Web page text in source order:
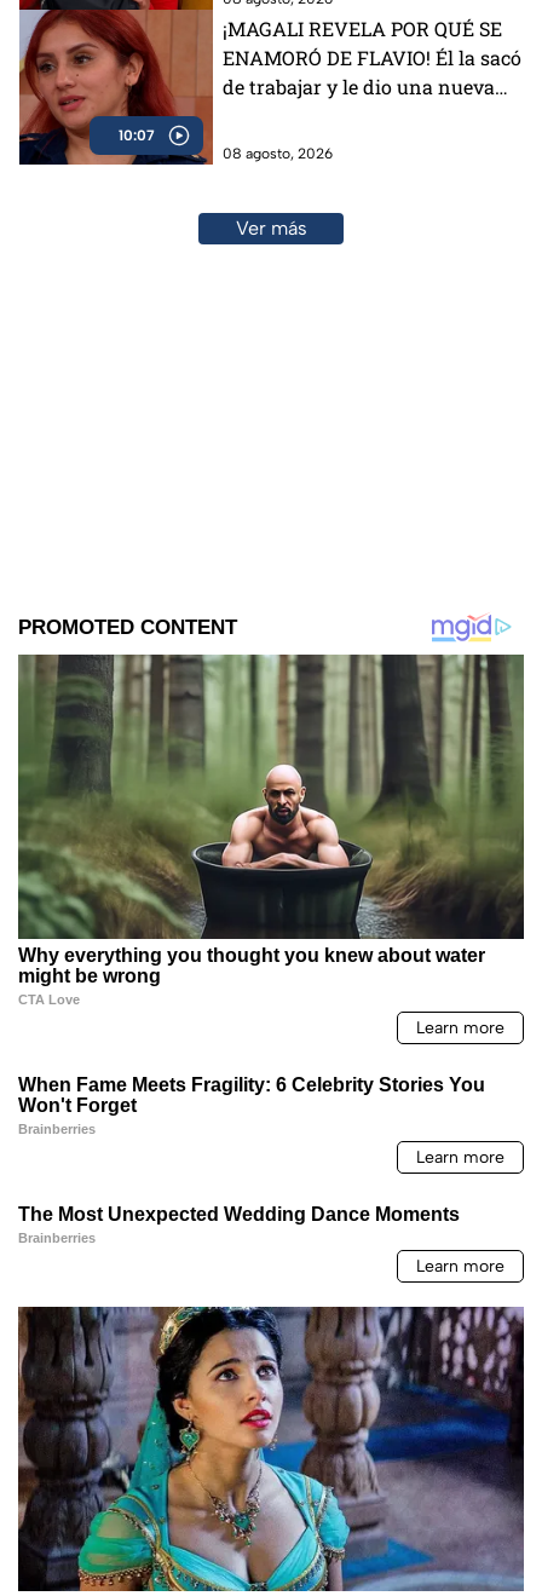
10:07
¡MAGALI REVELA POR QUÉ SE
ENAMORÓ DE FLAVIO! Él la sacó
de trabajar y le dio una nueva
08 agosto, 2026
Ver más